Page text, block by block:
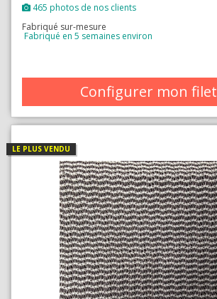
465 photos de nos clients
Fabriqué sur-mesure
Fabriqué en 5 semaines environ
Configurer mon filet
LE PLUS VENDU